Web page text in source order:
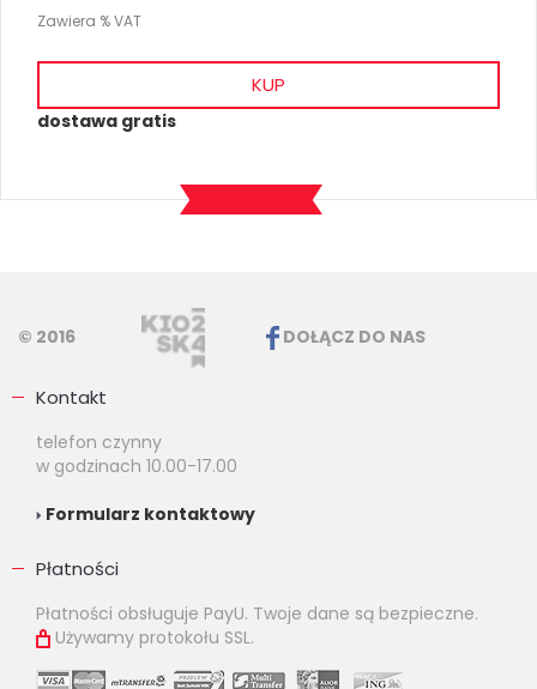
Zawiera % VAT
KUP
dostawa gratis
© 2016 DOŁĄCZ DO NAS
Kontakt
telefon czynny
w godzinach 10.00-17.00
Formularz kontaktowy
Płatności
Płatności obsługuje PayU. Twoje dane są bezpieczne.
Używamy protokołu SSL.